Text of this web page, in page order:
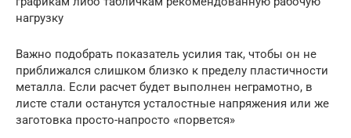
нагрузку
Важно подобрать показатель усилия так, чтобы он не
приближался слишком близко к пределу пластичности
металла. Если расчет будет выполнен неграмотно, в
листе стали останутся усталостные напряжения или же
заготовка просто-напросто «порвется»